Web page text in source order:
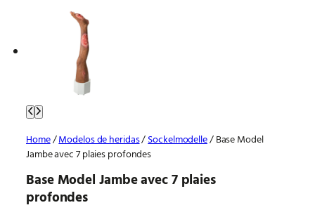
Home/Modelos de heridas/Sockelmodelle/ Base Model
Jambe avec 7 plaies profondes
Base Model Jambe avec 7 plaies
profondes